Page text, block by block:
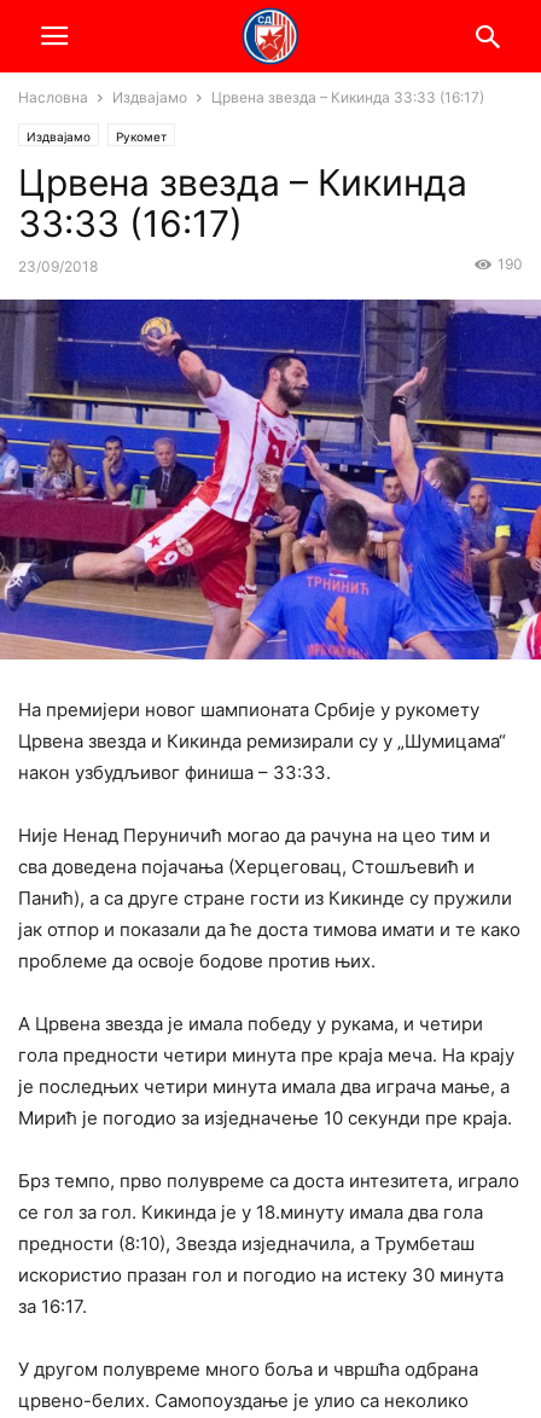
Насловна Издвајамо Црвена звезда – Кикинда 33:33 (16:17)
Издвајамо Рукомет
Црвена звезда – Кикинда
33:33 (16:17)
23/09/2018 190
На премијери новог шампионата Србије у рукомету
Црвена звезда и Кикинда ремизирали су у „Шумицама“
након узбудљивог финиша – 33:33.
Није Ненад Перуничић могао да рачуна на цео тим и
сва доведена појачања (Херцеговац, Стошљевић и
Панић), а са друге стране гости из Кикинде су пружили
јак отпор и показали да ће доста тимова имати и те како
проблеме да освоје бодове против њих.
А Црвена звезда је имала победу у рукама, и четири
гола предности четири минута пре краја меча. На крају
је последњих четири минута имала два играча мање, а
Мирић је погодио за изједначење 10 секунди пре краја.
Брз темпо, прво полувреме са доста интезитета, играло
се гол за гол. Кикинда је у 18.минуту имала два гола
предности (8:10), Звезда изједначила, а Трумбеташ
искористио празан гол и погодио на истеку 30 минута
за 16:17.
У другом полувреме много боља и чвршћа одбрана
црвено-белих. Самопоуздање је улио са неколико